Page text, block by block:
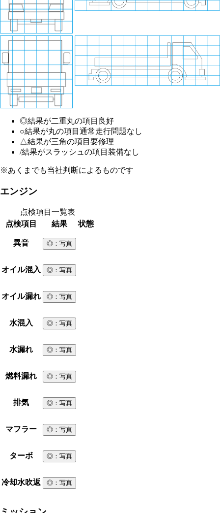
◎結果が二重丸の項目 良好
○結果が丸の項目 通常走行問題なし
△結果が三角の項目 要修理
/結果がスラッシュの項目 装備なし
※あくまでも当社判断によるものです
エンジン
点検項目一覧表
点検項目
結果 状態
異音 ◎ ：写真
オイル混入 ◎ ：写真
オイル漏れ ◎ ：写真
水混入 ◎ ：写真
水漏れ ◎ ：写真
燃料漏れ ◎ ：写真
排気 ◎ ：写真
マフラー ◎ ：写真
ターボ ◎ ：写真
冷却水吹返 ◎ ：写真